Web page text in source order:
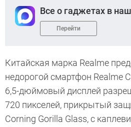
Все о гаджетах в
Перейти
Китайская марка Realme
недорогой смартфон Realme
6,5-дюймовый дисплей
720 пикселей, прикрытый
Corning Gorilla Glass, с